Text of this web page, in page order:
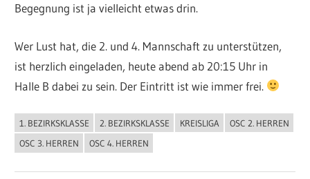
Begegnung ist ja vielleicht etwas drin.
Wer Lust hat, die 2. und 4. Mannschaft zu unterstützen,
ist herzlich eingeladen, heute abend ab 20:15 Uhr in
Halle B dabei zu sein. Der Eintritt ist wie immer frei.
ALLGEMEIN
1. BEZIRKSKLASSE 2. BEZIRKSKLASSE KREISLIGA
OSC 2. HERREN
OSC 3. HERREN
OSC 4. HERREN